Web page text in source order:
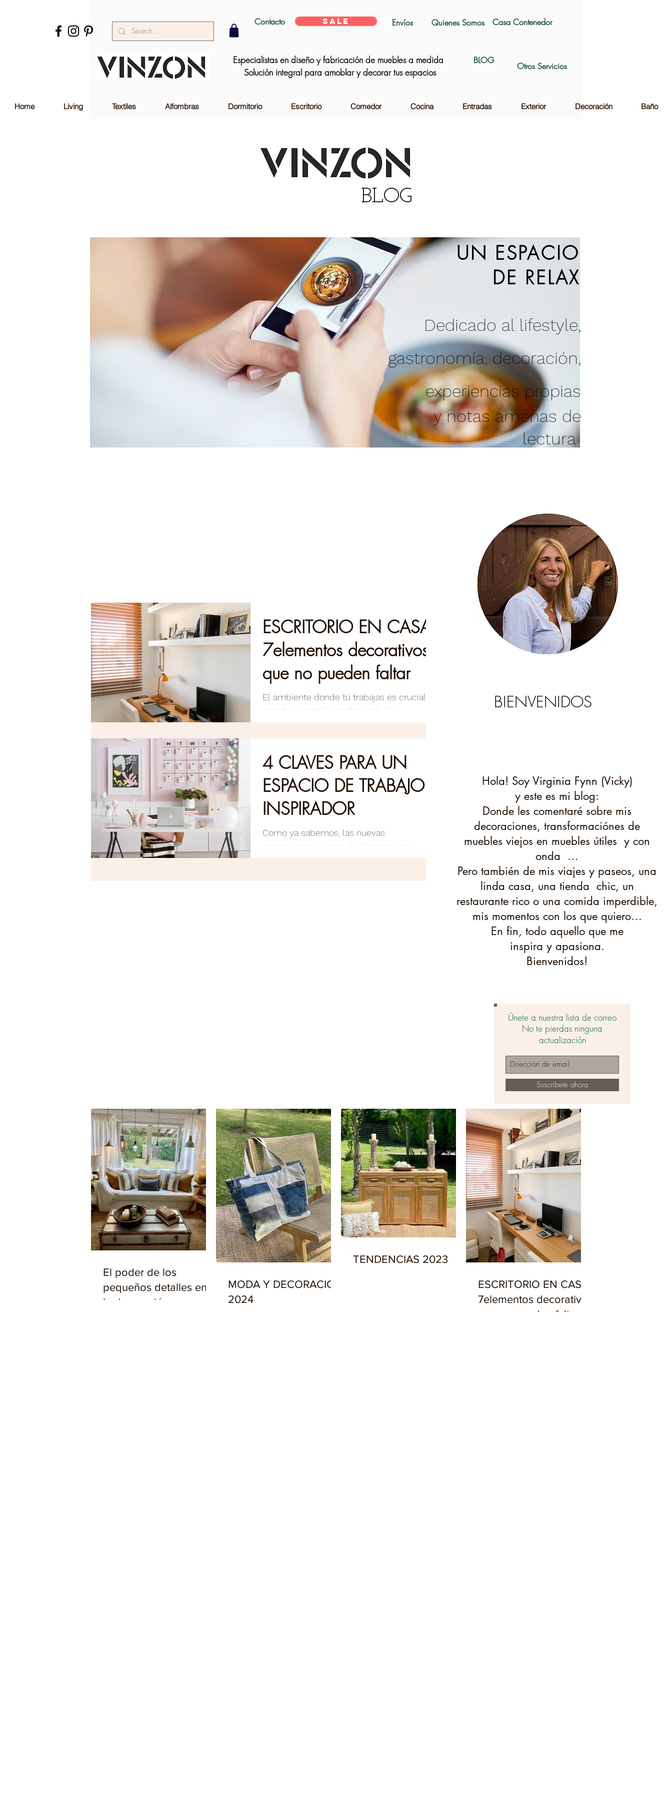
Contacto SALE Envíos Quienes Somos Casa Contenedor
Especialistas en diseño y fabricación de muebles a medida
Solución integral para amoblar y decorar tus espacios
BLOG
Otros Servicios
Home Living Textiles Alfombras Dormitorio Escritorio Comedor Cocina Entradas Exterior Decoración Baño
BLOG
UN ESPACIO
DE RELAX
Dedicado al lifestyle,
gastronomía, decoración,
experiencias propias
y notas amenas de
lectura
ESCRITORIO EN CASA,
7elementos decorativos
que no pueden faltar
El ambiente donde tú trabajas es crucial
para tu desarrollo profesional. Hay
4 CLAVES PARA UN
ESPACIO DE TRABAJO
INSPIRADOR
Como ya sabemos, las nuevas
generaciones vienen de la mano con
BIENVENIDOS
Hola! Soy Virginia Fynn (Vicky)
y este es mi blog:
Donde les comentaré sobre mis
decoraciones, transformaciónes de
muebles viejos en muebles útiles y con
onda …
Pero también de mis viajes y paseos, una
linda casa, una tienda chic, un
restaurante rico o una comida imperdible,
mis momentos con los que quiero…
En fin, todo aquello que me
inspira y apasiona.
Bienvenidos!
Únete a nuestra lista de correo
No te pierdas ninguna
actualización
Suscríbete ahora
El poder de los
pequeños detalles en
la decoración
MODA Y DECORACION
2024
TENDENCIAS 2023
ESCRITORIO EN CASA,
7elementos decorativos
que no pueden faltar